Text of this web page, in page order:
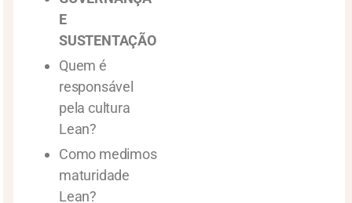
E
SUSTENTAÇÃO
Quem é
responsável
pela cultura
Lean?
Como medimos
maturidade
Lean?